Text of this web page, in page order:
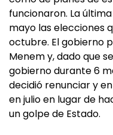
funcionaron. La
mayo las elecciones
octubre. El gobierno
Menem y, dado que
gobierno durante 6
decidió renunciar y
en julio en lugar de
un golpe de Estado.